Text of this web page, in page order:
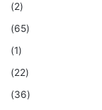
(2)
(65)
(1)
(22)
(36)